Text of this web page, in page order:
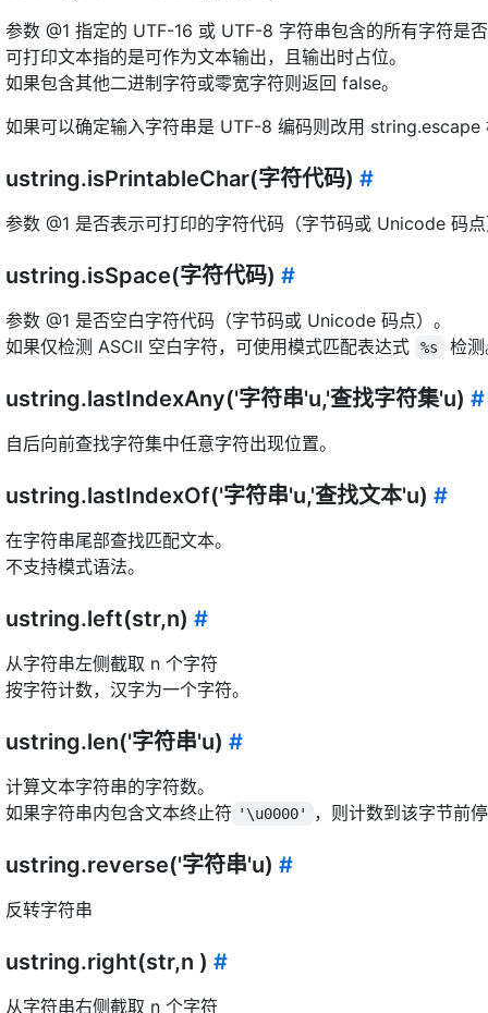
参数 @1 指定的 UTF-16 或 UTF-8 字符串包含的所有字符是
可打印文本指的是可作为文本输出，且输出时占位。
如果包含其他二进制字符或零宽字符则返回 false。
如果可以确定输入字符串是 UTF-8 编码则改用 string.escape
ustring.isPrintableChar(字符代码) #
参数 @1 是否表示可打印的字符代码（字节码或 Unicode 码
ustring.isSpace(字符代码) #
参数 @1 是否空白字符代码（字节码或 Unicode 码点）。
如果仅检测 ASCII 空白字符，可使用模式匹配表达式
%s 检
ustring.lastIndexAny('字符串'u,'查找字符集'u) #
自后向前查找字符集中任意字符出现位置。
ustring.lastIndexOf('字符串'u,'查找文本'u) #
在字符串尾部查找匹配文本。
不支持模式语法。
ustring.left(str,n) #
从字符串左侧截取 n 个字符
按字符计数，汉字为一个字符。
ustring.len('字符串'u) #
计算文本字符串的字符数。
如果字符串内包含文本终止符 '\u0000' ，则计数到该字节前
ustring.reverse('字符串'u) #
反转字符串
ustring.right(str,n ) #
从字符串右侧截取 n 个字符